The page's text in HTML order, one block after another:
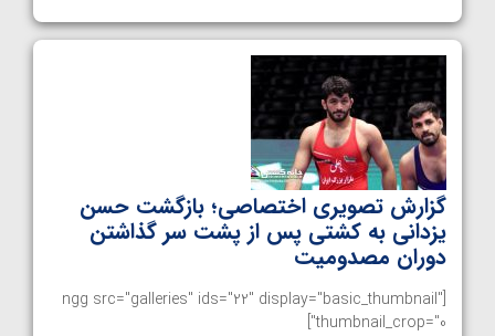
گزارش تصویری اختصاصی؛ بازگشت حسن
یزدانی به کشتی پس از پشت سر گذاشتن
دوران مصدومیت
[ngg src="galleries" ids="22" display="basic_thumbnail"
thumbnail_crop="0"]